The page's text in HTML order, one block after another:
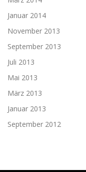
Januar 2014
November 2013
September 2013
Juli 2013
Mai 2013
März 2013
Januar 2013
September 2012